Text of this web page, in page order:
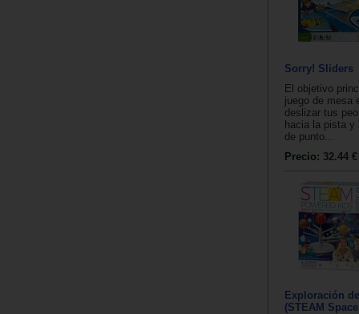
Sorry! Sliders
El objetivo
juego de mesa
deslizar tus
hacia la pista y
de punto...
Precio: 32.44 €
Exploración
(STEAM